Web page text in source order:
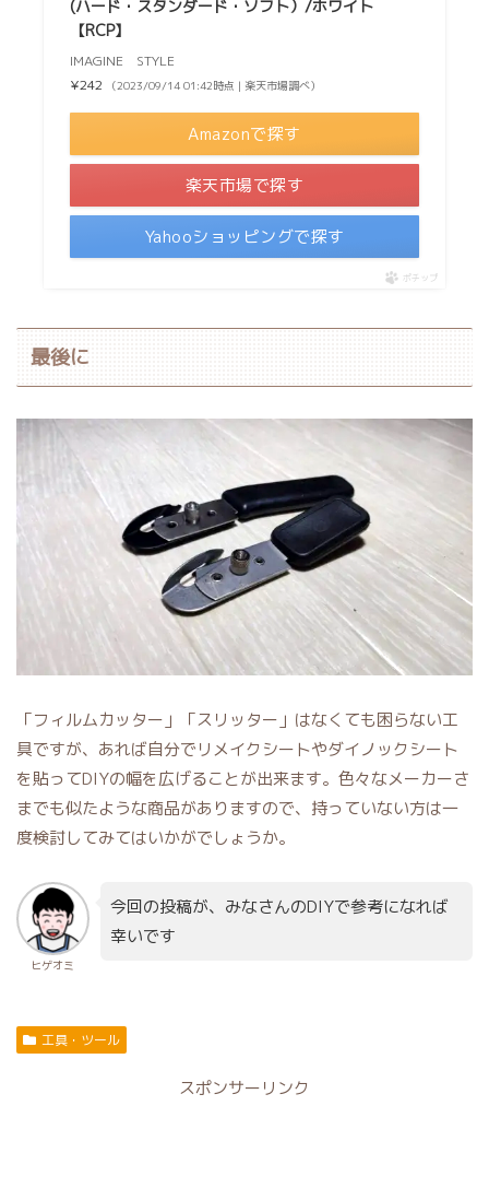
(ハード・スタンダード・ソフト）/ホワイト
【RCP】
IMAGINE STYLE
¥242
（2023/09/14 01:42時点 | 楽天市場調べ）
Amazonで探す
楽天市場で探す
Yahooショッピングで探す
ポチップ
最後に
「フィルムカッター」「スリッター」はなくても困らない工
具ですが、あれば自分でリメイクシートやダイノックシート
を貼ってDIYの幅を広げることが出来ます。色々なメーカーさ
までも似たような商品がありますので、持っていない方は一
度検討してみてはいかがでしょうか。
ヒゲオミ
今回の投稿が、みなさんのDIYで参考になれば
幸いです
工具・ツール
スポンサーリンク